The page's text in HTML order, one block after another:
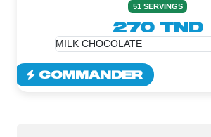
51 SERVINGS
270 TND
COMMANDER